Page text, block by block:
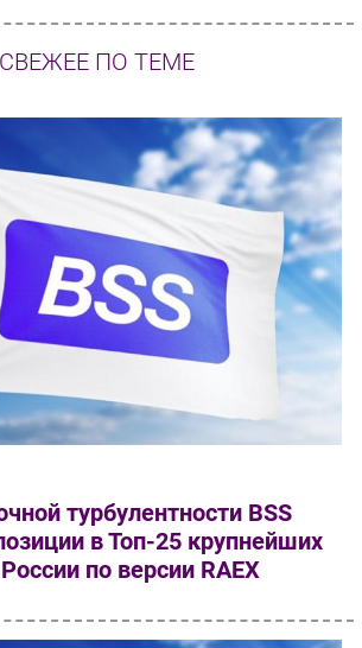
СВЕЖЕЕ ПО ТЕМЕ
турбулентности BSS
в Топ-25 крупнейших
по версии RAEX